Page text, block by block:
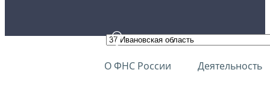
О ФНС России Деятельность